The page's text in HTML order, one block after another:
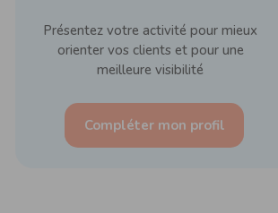
Présentez votre activité pour mieux
orienter vos clients et pour une
meilleure visibilité
Compléter mon profil